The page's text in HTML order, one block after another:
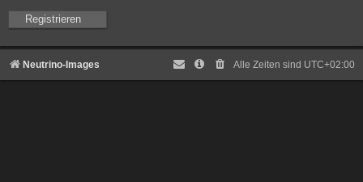
Registrieren
Neutrino-Images Alle Zeiten sind UTC+02:00